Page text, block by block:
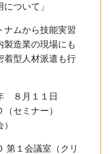
ついて」
ナムから技能実習
製造業の現場にも
着型人材派遣も行
１１日
セミナー）
議室（クリ